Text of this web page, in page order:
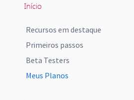
Início
Recursos em destaque
Primeiros passos
Beta Testers
Meus Planos